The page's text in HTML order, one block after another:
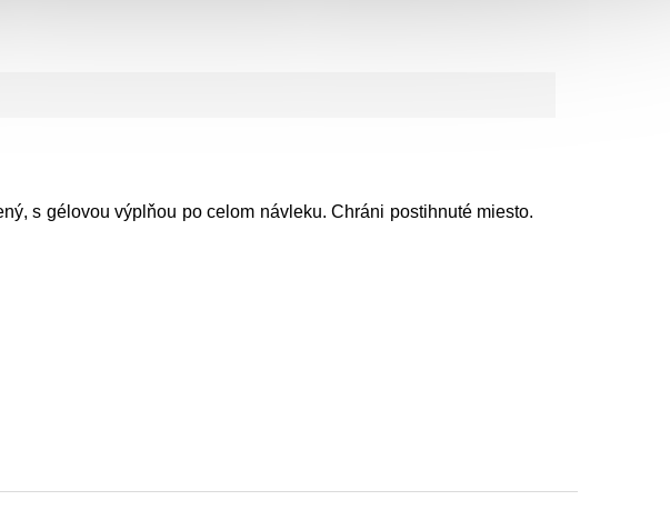
s gélovou výplňou po celom návleku. Chráni postihnuté miesto.